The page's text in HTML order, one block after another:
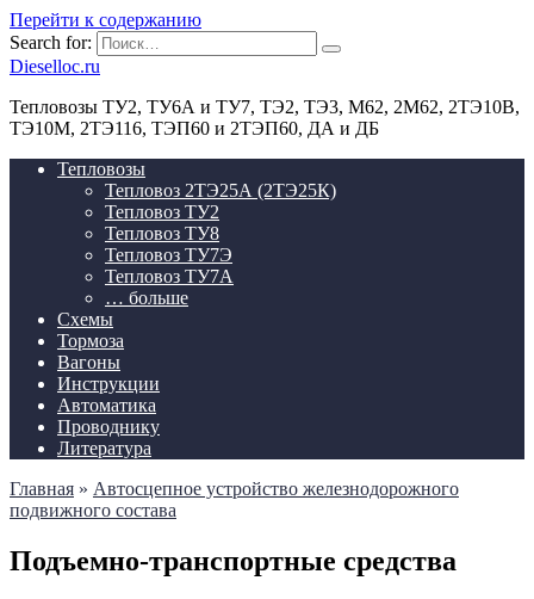
Перейти к содержанию
Search for:
Dieselloc.ru
Тепловозы ТУ2, ТУ6А и ТУ7, ТЭ2, ТЭ3, М62, 2М62, 2ТЭ10В,
ТЭ10М, 2ТЭ116, ТЭП60 и 2ТЭП60, ДА и ДБ
Тепловозы
Тепловоз 2ТЭ25А (2ТЭ25К)
Тепловоз ТУ2
Тепловоз ТУ8
Тепловоз ТУ7Э
Тепловоз ТУ7А
… больше
Схемы
Тормоза
Вагоны
Инструкции
Автоматика
Проводнику
Литература
Главная » Автосцепное устройство железнодорожного
подвижного состава
Подъемно-транспортные средства